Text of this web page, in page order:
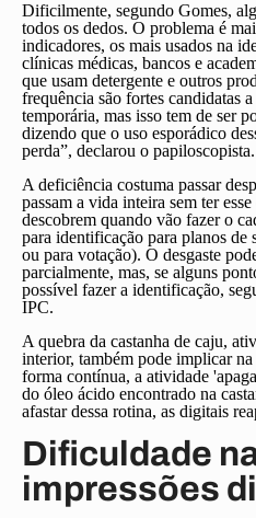
Dificilmente, segundo Gomes,
todos os dedos. O problema é
indicadores, os mais usados na
clínicas médicas, bancos e
que usam detergente e outros
frequência são fortes candidatas
temporária, mas isso tem de ser
dizendo que o uso esporádico
perda”, declarou o papiloscopista.
A deficiência costuma passar
passam a vida inteira sem ter
descobrem quando vão fazer o
para identificação para planos de
ou para votação). O desgaste
parcialmente, mas, se alguns
possível fazer a identificação,
IPC.
A quebra da castanha de caju,
interior, também pode implicar
forma contínua, a atividade
do óleo ácido encontrado na
afastar dessa rotina, as digitais
Dificuldade
impressões